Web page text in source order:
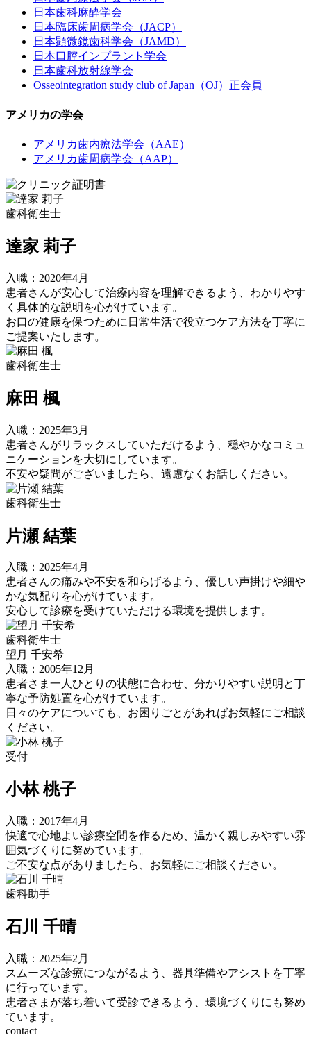
日本歯科麻酔学会
日本臨床歯周病学会（JACP）
日本顕微鏡歯科学会（JAMD）
日本口腔インプラント学会
日本歯科放射線学会
Osseointegration study club of Japan（OJ）正会員
アメリカの学会
アメリカ歯内療法学会（AAE）
アメリカ歯周病学会（AAP）
歯科衛生士
達家 莉子
入職：2020年4月
患者さんが安心して治療内容を理解できるよう、わかりやす
く具体的な説明を心がけています。
お口の健康を保つために日常生活で役立つケア方法を丁寧に
ご提案いたします。
歯科衛生士
麻田 楓
入職：2025年3月
患者さんがリラックスしていただけるよう、穏やかなコミュ
ニケーションを大切にしています。
不安や疑問がございましたら、遠慮なくお話しください。
歯科衛生士
片瀬 結葉
入職：2025年4月
患者さんの痛みや不安を和らげるよう、優しい声掛けや細や
かな気配りを心がけています。
安心して診療を受けていただける環境を提供します。
歯科衛生士
望月 千安希
入職：2005年12月
患者さま一人ひとりの状態に合わせ、分かりやすい説明と丁
寧な予防処置を心がけています。
日々のケアについても、お困りごとがあればお気軽にご相談
ください。
受付
小林 桃子
入職：2017年4月
快適で心地よい診療空間を作るため、温かく親しみやすい雰
囲気づくりに努めています。
ご不安な点がありましたら、お気軽にご相談ください。
歯科助手
石川 千晴
入職：2025年2月
スムーズな診療につながるよう、器具準備やアシストを丁寧
に行っています。
患者さまが落ち着いて受診できるよう、環境づくりにも努め
ています。
contact